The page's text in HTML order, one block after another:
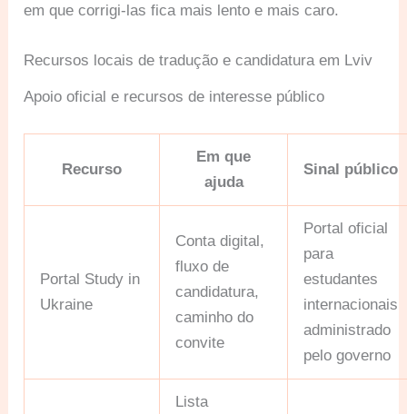
em que corrigi-las fica mais lento e mais caro.
Recursos locais de tradução e candidatura em Lviv
Apoio oficial e recursos de interesse público
Recurso
Em que
ajuda
Sinal público
Portal Study in
Ukraine
Conta digital,
fluxo de
candidatura,
caminho do
convite
Portal oficial
para
estudantes
internacionais
administrado
pelo governo
Lista